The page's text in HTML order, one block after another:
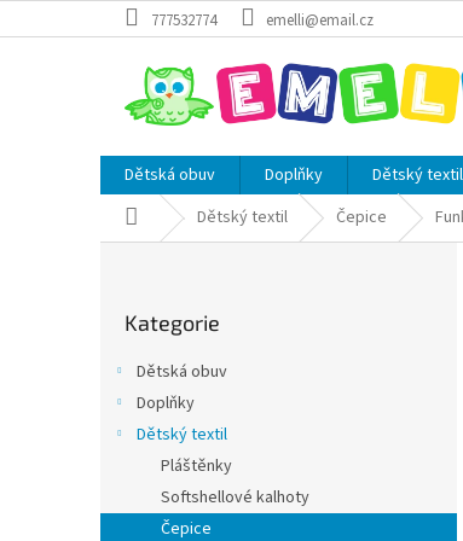
na
777532774 emelli@email.cz
Dětská obuv Doplňky Dětský textil
Domů Dětský textil Čepice
a
kategorie
Kategorie
Dětská obuv
Doplňky
Dětský textil
Pláštěnky
Softshellové kalhoty
Čepice